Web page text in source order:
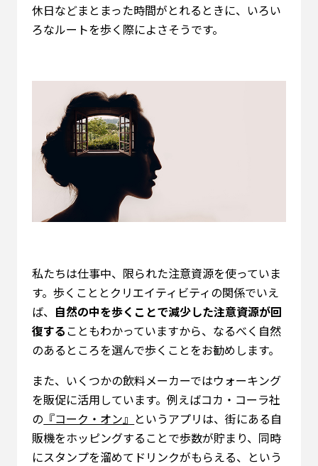
休日などまとまった時間がとれるときに、いろい
ろなルートを歩く際によさそうです。
私たちは仕事中、限られた注意資源を使っていま
す。歩くこととクリエイティビティの関係でいえ
ば、 自然の中を歩くことで減少した注意資源が回
復することもわかっていますから、なるべく自然
のあるところを選んで歩くことをお勧めします。
また、いくつかの飲料メーカーではウォーキング
を販促に活用しています。例えばコカ・コーラ社
の 『コーク・オン』 というアプリは、街にある自
販機をホッピングすることで歩数が貯まり、同時
にスタンプを溜めてドリンクがもらえる、という